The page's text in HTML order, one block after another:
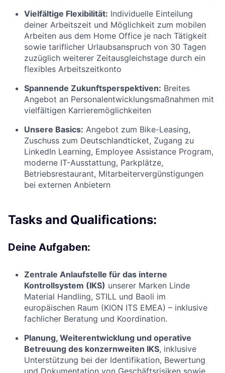
Vielfältige Flexibilität: Individuelle Einteilung
deiner Arbeitszeit und Möglichkeit zum mobilen
Arbeiten aus dem Home Office je nach Tätigkeit
sowie tariflicher Urlaubsanspruch von 30 Tagen
zuzüglich weiterer Zeitausgleichstage durch ein
flexibles Arbeitszeitkonto
Spannende Zukunftsperspektiven: Breites
Angebot an Personalentwicklungsmaßnahmen mit
vielfältigen Karrieremöglichkeiten
Unsere Basics: Angebot zum Bike-Leasing,
Zuschuss zum Deutschlandticket, Zugang zu
LinkedIn Learning, Employee Assistance Program,
moderne IT-Ausstattung, Parkplätze,
Betriebsrestaurant, Mitarbeitervergünstigungen
bei externen Anbietern
Tasks and Qualifications:
Deine Aufgaben:
Zentrale Anlaufstelle für das interne
Kontrollsystem (IKS) unserer Marken Linde
Material Handling, STILL und Baoli im
europäischen Raum (KION ITS EMEA) – inklusive
fachlicher Beratung und Koordination.
Planung, Weiterentwicklung und operative
Betreuung des konzernweiten IKS, inklusive
Unterstützung bei der Identifikation, Bewertung
und Dokumentation von Geschäftsrisiken sowie